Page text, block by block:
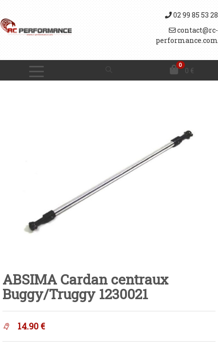
02 99 85 53 28
contact@rc-
performance.com
0
0 €
ABSIMA Cardan centraux
Buggy/Truggy 1230021
14.90 €